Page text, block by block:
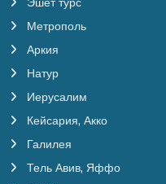
Метрополь
Аркия
Натур
Иерусалим
Кейсария, Акко
Галилея
Тель Авив, Яффо